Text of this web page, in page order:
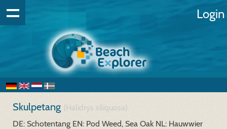
Login
Skulpetang (Halidrys siliquosa)
DE: Schotentang EN: Pod Weed, Sea Oak NL: Hauwwier